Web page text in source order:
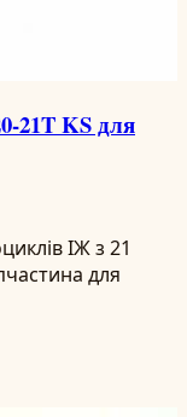
21T KS для
ІЖ з 21
для